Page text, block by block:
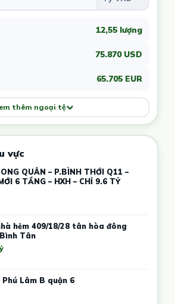
12,55 lượng
75.870 USD
65.705 EUR
thêm ngoại tệ
vực
QUÂN – P.BÌNH THỚI Q11 –
6 TẦNG – HXH – CHỈ 9.6 TỶ
hẻm 409/18/28 tân hòa đông
Tân
Phú Lâm B quận 6